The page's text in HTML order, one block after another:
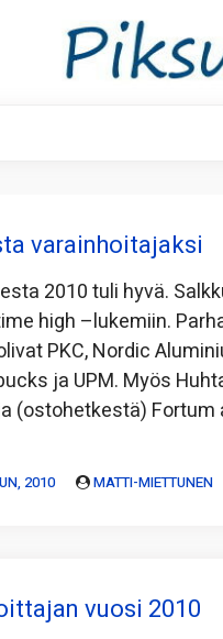
varainhoitajaksi
2010 tuli hyvä.
high –lukemiin.
PKC, Nordic
ja UPM. Myös
(ostohetkestä) Fortum
2010 MATTI-MIETTUNEN
vuosi 2010